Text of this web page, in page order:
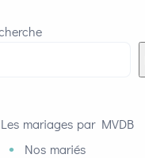
Les mariages par MVDB
Nos mariés